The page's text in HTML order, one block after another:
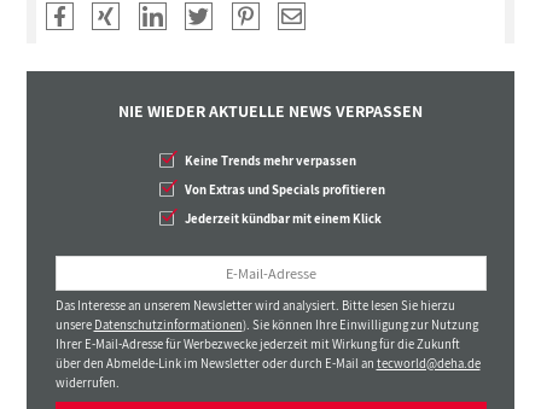
NIE WIEDER AKTUELLE NEWS VERPASSEN
Keine Trends mehr verpassen
Von Extras und Specials profitieren
Jederzeit kündbar mit einem Klick
Das Interesse an unserem Newsletter wird analysiert. Bitte lesen Sie hierzu
unsere Datenschutzinformationen). Sie können Ihre Einwilligung zur Nutzung
Ihrer E-Mail-Adresse für Werbezwecke jederzeit mit Wirkung für die Zukunft
über den Abmelde-Link im Newsletter oder durch E-Mail an tecworld@deha.de
widerrufen.